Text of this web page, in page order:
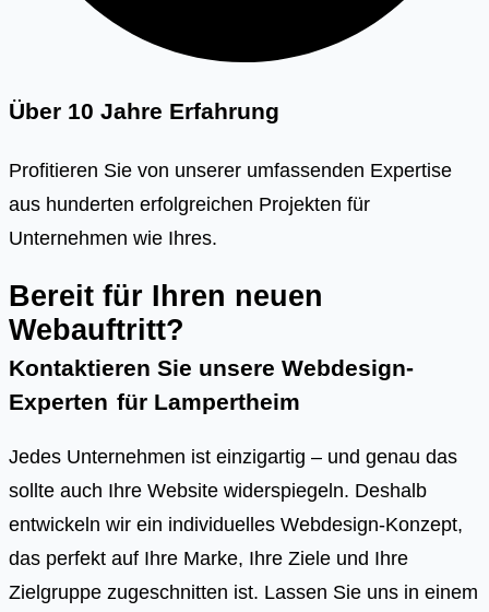
Über 10 Jahre Erfahrung
Profitieren Sie von unserer umfassenden Expertise
aus hunderten erfolgreichen Projekten für
Unternehmen wie Ihres.
Bereit für Ihren neuen
Webauftritt?
Kontaktieren Sie unsere Webdesign-
Experten für Lampertheim
Jedes Unternehmen ist einzigartig – und genau das
sollte auch Ihre Website widerspiegeln. Deshalb
entwickeln wir ein individuelles Webdesign-Konzept,
das perfekt auf Ihre Marke, Ihre Ziele und Ihre
Zielgruppe zugeschnitten ist. Lassen Sie uns in einem